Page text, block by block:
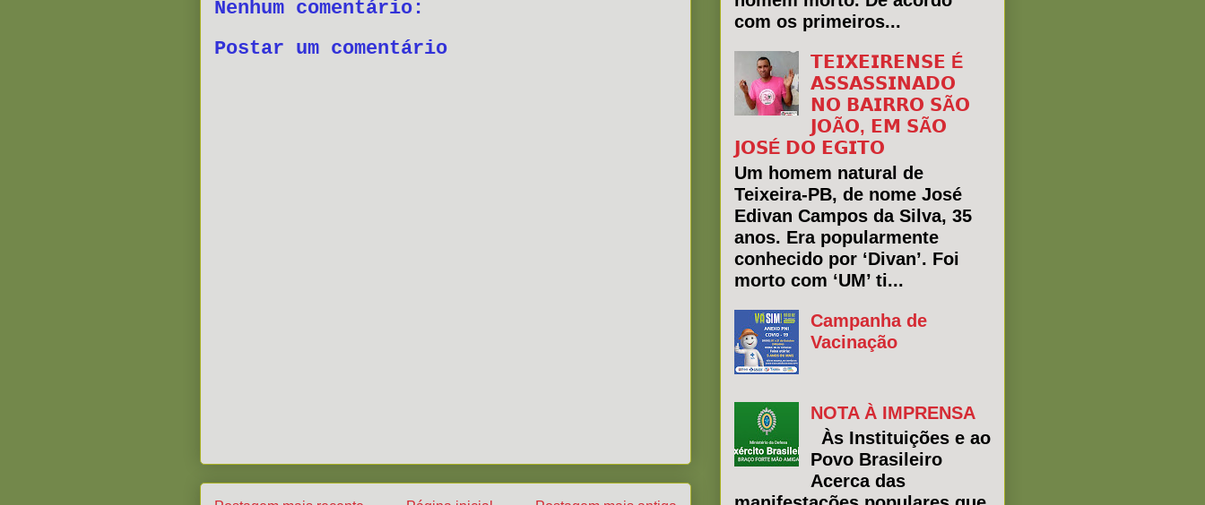
Nenhum comentário:
Postar um comentário
com os primeiros...
𝗧𝗘𝗜𝗫𝗘𝗜𝗥𝗘𝗡𝗦𝗘 É
𝗔𝗦𝗦𝗔𝗦𝗦𝗜𝗡𝗔𝗗𝗢
𝗡𝗢 𝗕𝗔𝗜𝗥𝗥𝗢 𝗦Ã𝗢
𝗝𝗢Ã𝗢, 𝗘𝗠 𝗦Ã𝗢
𝗝𝗢𝗦É 𝗗𝗢 𝗘𝗚𝗜𝗧𝗢
Um homem natural de
Teixeira-PB, de nome José
Edivan Campos da Silva, 35
anos. Era popularmente
conhecido por ‘Divan’. Foi
morto com ‘UM’ ti...
Campanha de
Vacinação
NOTA À IMPRENSA
Às Instituições e ao
Povo Brasileiro
Acerca das